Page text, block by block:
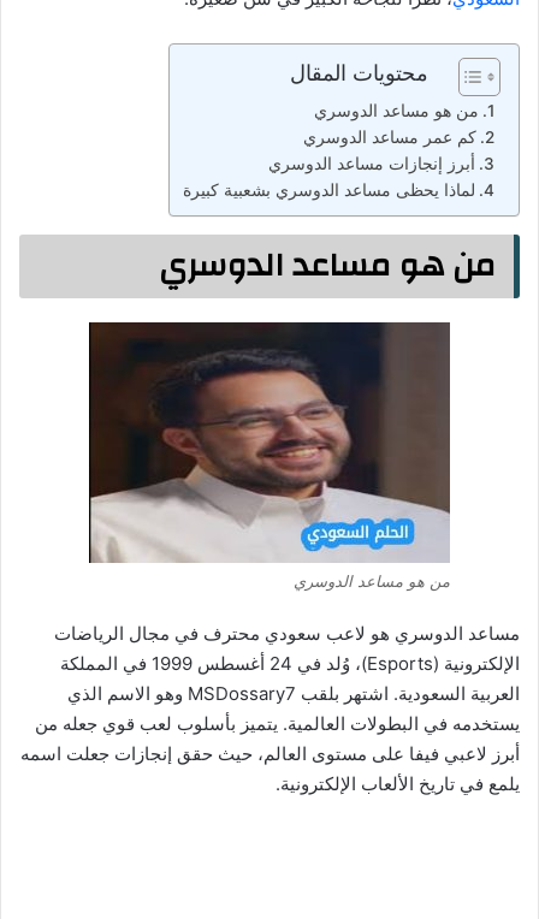
محتويات المقال
من هو مساعد الدوسري
كم عمر مساعد الدوسري
أبرز إنجازات مساعد الدوسري
لماذا يحظى مساعد الدوسري بشعبية كبيرة
من هو مساعد الدوسري
من هو مساعد الدوسري
مساعد الدوسري هو لاعب سعودي محترف في مجال الرياضات
الإلكترونية (Esports)، وُلد في 24 أغسطس 1999 في المملكة
العربية السعودية. اشتهر بلقب MSDossary7 وهو الاسم الذي
يستخدمه في البطولات العالمية. يتميز بأسلوب لعب قوي جعله من
أبرز لاعبي فيفا على مستوى العالم، حيث حقق إنجازات جعلت اسمه
يلمع في تاريخ الألعاب الإلكترونية.